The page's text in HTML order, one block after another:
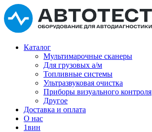
Каталог
Мультимарочные сканеры
Для грузовых а/м
Топливные системы
Ультразвуковая очистка
Приборы визуального контроля
Другое
Доставка и оплата
О нас
1вин